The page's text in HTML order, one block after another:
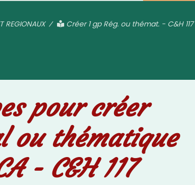
REGIONAUX Créer 1 gp Rég. ou thémat. - C&H 117
pour créer
ou thématique
- C&H 117